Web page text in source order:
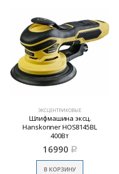
ЭКСЦЕНТРИКОВЫЕ
Шлифмашина эксц.
Hanskonner HOS8145BL
400Вт
16990 Р
В КОРЗИНУ